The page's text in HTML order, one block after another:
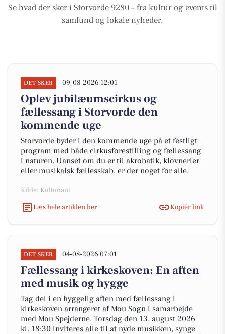
Se hvad der sker i Storvorde 9280 – fra kultur og events til
samfund og lokale nyheder.
DET SKER 09-08-2026 12:01
Oplev jubilæumscirkus og
fællessang i Storvorde den
kommende uge
Storvorde byder i den kommende uge på et festligt
program med både cirkusforestilling og fællessang
i naturen. Uanset om du er til akrobatik, klovnerier
eller musikalsk fællesskab, er der noget for alle.
Kilde: Kultunaut
Læs hele artiklen her
Kopiér link
DET SKER 04-08-2026 07:01
Fællessang i kirkeskoven: En aften
med musik og hygge
Tag del i en hyggelig aften med fællessang i
kirkeskoven arrangeret af Mou Sogn i samarbejde
med Mou Spejderne. Torsdag den 13. august 2026
kl. 18:30 inviteres alle til at nyde musikken, synge